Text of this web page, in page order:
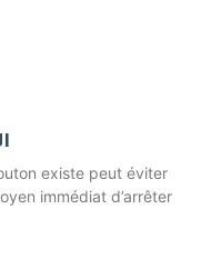
existe peut éviter
immédiat d’arrêter